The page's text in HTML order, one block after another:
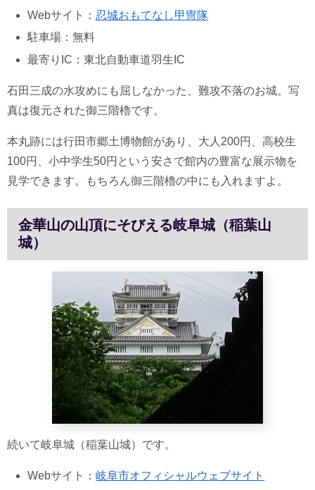
Webサイト： 忍城おもてなし甲冑隊
駐車場：無料
最寄りIC：東北自動車道羽生IC
石田三成の水攻めにも屈しなかった、難攻不落のお城。写
真は復元された御三階櫓です。
本丸跡には行田市郷土博物館があり、大人200円、高校生
100円、小中学生50円という安さで館内の豊富な展示物を
見学できます。もちろん御三階櫓の中にも入れますよ。
金華山の山頂にそびえる岐阜城（稲葉山
城）
続いて岐阜城（稲葉山城）です。
Webサイト：岐阜市オフィシャルウェブサイト